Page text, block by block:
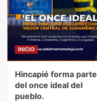
INICIO
Hincapié forma parte
del once ideal del
pueblo.